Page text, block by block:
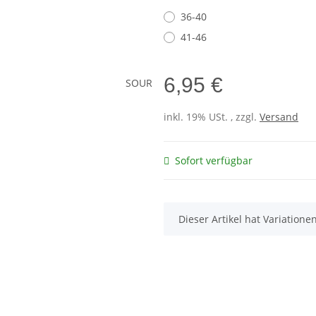
36-40
41-46
6,95 €
inkl. 19% USt. , zzgl. Versand
Sofort verfügbar
x
Dieser Artikel hat